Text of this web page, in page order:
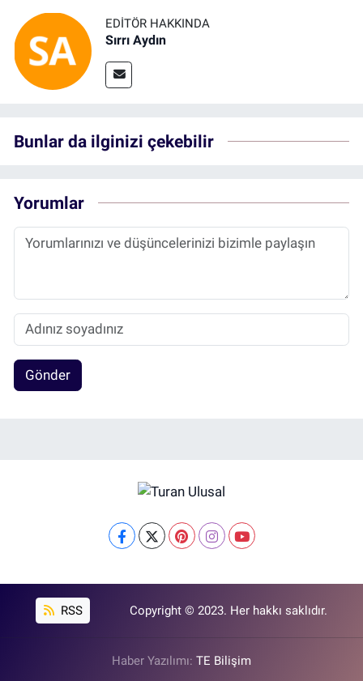
EDITÖR HAKKINDA
Sırrı Aydın
Bunlar da ilginizi çekebilir
Yorumlar
Gönder
RSS Copyright © 2023. Her hakkı saklıdır.
Haber Yazılımı: TE Bilişim